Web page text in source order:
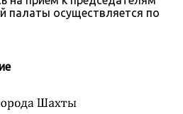
палаты осуществляется по